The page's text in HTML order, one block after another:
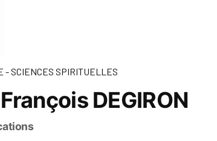
- SCIENCES SPIRITUELLES
DEGIRON